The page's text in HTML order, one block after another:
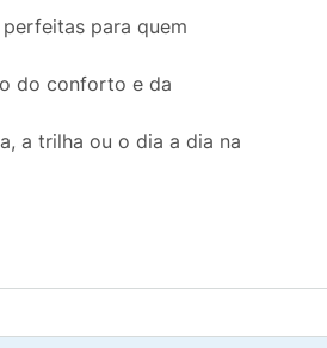
para quem
do conforto e da
a trilha ou o dia a dia na